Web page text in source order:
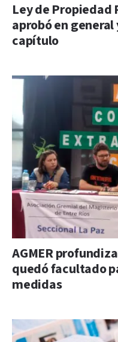
Ley de Propiedad
aprobó en
capítulo
AGMER
quedó facultado
medidas